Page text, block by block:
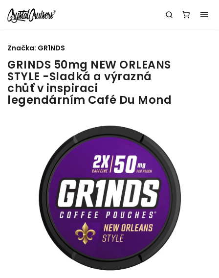
GRINDS 50mg NEW ORLEANS
STYLE -Sladká a výrazná
chůť v inspiraci
legendárním Café Du Mond
Značka: GR1NDS